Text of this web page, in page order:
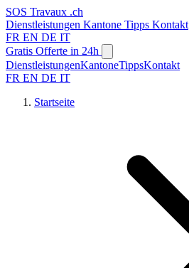
SOS Travaux .ch
Dienstleistungen Kantone Tipps Kontakt
FR EN DE IT
Gratis Offerte in 24h
DienstleistungenKantoneTippsKontakt
FR EN DE IT
Startseite